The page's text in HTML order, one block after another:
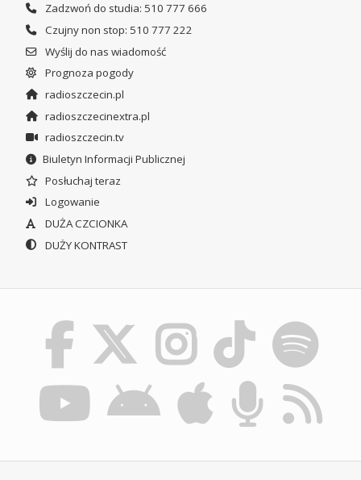
Zadzwoń do studia: 510 777 666
Czujny non stop: 510 777 222
Wyślij do nas wiadomość
Prognoza pogody
radioszczecin.pl
radioszczecinextra.pl
radioszczecin.tv
Biuletyn Informacji Publicznej
Posłuchaj teraz
Logowanie
DUŻA CZCIONKA
DUŻY KONTRAST